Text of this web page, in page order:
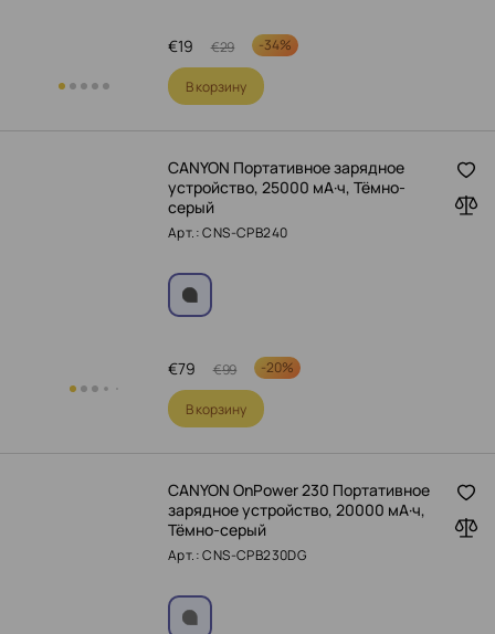
19
€ 29
€ -34%
В корзину
CANYON Портативное зарядное
устройство, 25000 мА·ч, Тёмно-
серый
Арт.: CNS-CPB240
79
€ 99
€ -20%
В корзину
CANYON OnPower 230 Портативное
зарядное устройство, 20000 мА·ч,
Тёмно-серый
Арт.: CNS-CPB230DG